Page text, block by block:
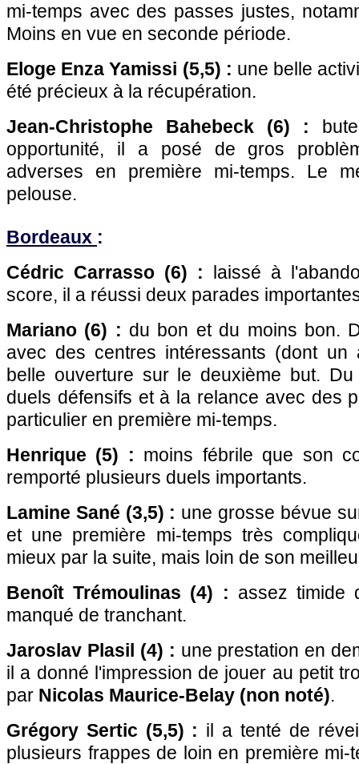
mi-temps avec des passes justes,
Moins en vue en seconde période.
Eloge Enza Yamissi (5,5) : une belle
été précieux à la récupération.
Jean-Christophe Bahebeck (6) :
opportunité, il a posé de gros
adverses en première mi-temps. Le
pelouse.
Bordeaux :
Cédric Carrasso (6) : laissé à
score, il a réussi deux parades
Mariano (6) : du bon et du moins bon.
avec des centres intéressants (dont
belle ouverture sur le deuxième but.
duels défensifs et à la relance avec des
particulier en première mi-temps.
Henrique (5) : moins fébrile que son
remporté plusieurs duels importants.
Lamine Sané (3,5) : une grosse bévue
et une première mi-temps très
mieux par la suite, mais loin de son
Benoît Trémoulinas (4) : assez timide
manqué de tranchant.
Jaroslav Plasil (4) : une prestation en
il a donné l'impression de jouer au petit
par Nicolas Maurice-Belay (non noté).
Grégory Sertic (5,5) : il a tenté de
plusieurs frappes de loin en première mi-